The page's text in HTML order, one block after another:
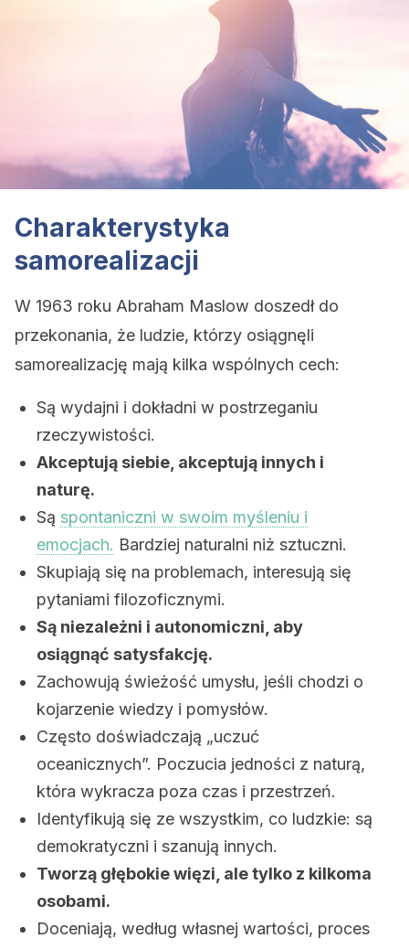
Charakterystyka
samorealizacji
W 1963 roku Abraham Maslow doszedł do
przekonania, że ​​ludzie, którzy osiągnęli
samorealizację mają kilka wspólnych cech:
Są wydajni i dokładni w postrzeganiu
rzeczywistości.
Akceptują siebie, akceptują innych i
naturę.
Są spontaniczni w swoim myśleniu i
emocjach. Bardziej naturalni niż sztuczni.
Skupiają się na problemach, interesują się
pytaniami filozoficznymi.
Są niezależni i autonomiczni, aby
osiągnąć satysfakcję.
Zachowują świeżość umysłu, jeśli chodzi o
kojarzenie wiedzy i pomysłów.
Często doświadczają „uczuć
oceanicznych”. Poczucia jedności z naturą,
która wykracza poza czas i przestrzeń.
Identyfikują się ze wszystkim, co ludzkie: są
demokratyczni i szanują innych.
Tworzą głębokie więzi, ale tylko z kilkoma
osobami.
Doceniają, według własnej wartości, proces